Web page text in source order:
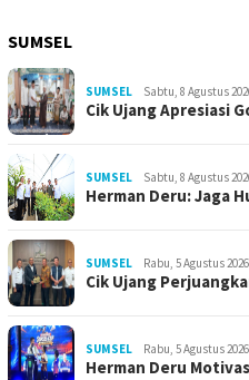
SUMSEL
SUMSEL Sabtu, 8 Agustus
Cik Ujang Apresiasi
SUMSEL Sabtu, 8 Agustus
Herman Deru: Jaga
SUMSEL Rabu, 5 Agustus 2026
Cik Ujang
SUMSEL Rabu, 5 Agustus 2026
Herman Deru